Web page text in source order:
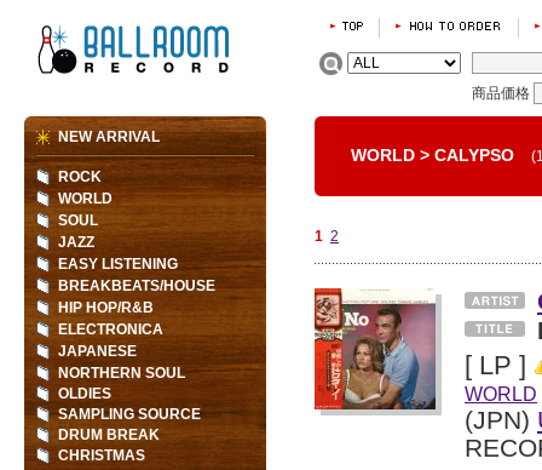
商品価格
WORLD > CALYPSO
1 2
[ LP ]
WORLD
(JPN)
NEW ARRIVAL
ROCK
WORLD
SOUL
JAZZ
EASY LISTENING
BREAKBEATS/HOUSE
HIP HOP/R&B
ELECTRONICA
JAPANESE
NORTHERN SOUL
OLDIES
SAMPLING SOURCE
DRUM BREAK
CHRISTMAS